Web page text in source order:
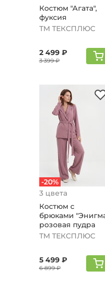
Костюм "Агата",
фуксия
ТМ ТЕКСПЛЮС
2 499 ₽
3 399 ₽
-20%
3 цвета
Костюм с
брюками
розовая пудра
ТМ ТЕКСПЛЮС
5 499 ₽
6 899 ₽